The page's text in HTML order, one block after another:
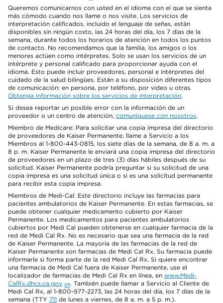
Queremos comunicarnos con usted en el idioma con el que se sienta
más cómodo cuando nos llame o nos visite. Los servicios de
interpretación calificados, incluido el lenguaje de señas, están
disponibles sin ningún costo, las 24 horas del día, los 7 días de la
semana, durante todos los horarios de atención en todos los puntos
de contacto. No recomendamos que la familia, los amigos o los
menores actúen como intérpretes. Solo se usan los servicios de un
intérprete y personal calificado para proporcionar ayuda con el
idioma. Esto puede incluir proveedores, personal e intérpretes del
cuidado de la salud bilingües. Están a su disposición diferentes tipos
de comunicación: en persona, por teléfono, por video u otras.
Obtenga información sobre los servicios de interpretación.
Si desea reportar un posible error con la información de un
proveedor o un centro de atención, comuníquese con nosotros.
Miembro de Medicare: Para solicitar una copia impresa del directorio
de proveedores de Kaiser Permanente, llame a Servicio a los
Miembros al 1-800-443-0815, los siete días de la semana, de 8 a. m. a
8 p. m. Kaiser Permanente le enviará una copia impresa del directorio
de proveedores en un plazo de tres (3) días hábiles después de su
solicitud. Kaiser Permanente podría preguntar si su solicitud de una
copia impresa es una solicitud única o si es una solicitud permanente
para recibir esta copia impresa.
Miembros de Medi-Cal: Este directorio incluye las farmacias para
pacientes ambulatorios de Kaiser Permanente. En estas farmacias, se
puede obtener cualquier medicamento cubierto por Kaiser
Permanente. Los medicamentos para pacientes ambulatorios
cubiertos por Medi Cal pueden obtenerse en cualquier farmacia de la
red de Medi Cal Rx. No es necesario que sea una farmacia de la red
de Kaiser Permanente. La mayoría de las farmacias de la red de
Kaiser Permanente son farmacias de Medi Cal Rx. Su farmacia puede
informarle si forma parte de la red Medi Cal Rx. Si quiere encontrar
una farmacia de Medi Cal fuera de Kaiser Permanente, use el
localizador de farmacias de Medi Cal Rx en línea, en www.Medi-
CalRx.dhcs.ca.gov
. También puede llamar a Servicio al Cliente de
Medi Cal Rx, al 1-800-977-2273, las 24 horas del día, los 7 días de la
semana (TTY 711 de lunes a viernes, de 8 a. m. a 5 p. m.).